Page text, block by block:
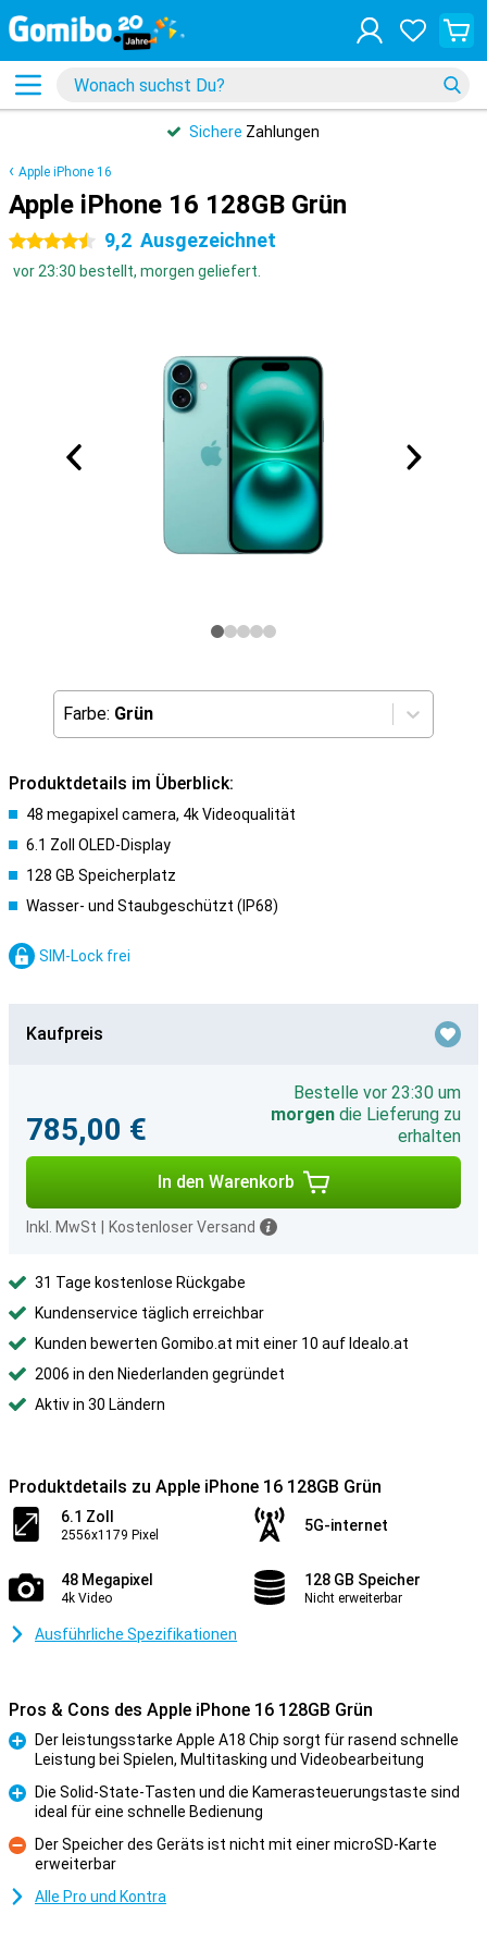
Sichere Zahlungen
Apple iPhone 16
Apple iPhone 16 128GB Grün
4.5 Sterne 9,2 Ausgezeichnet
vor 23:30 bestellt, morgen geliefert.
Farbe: Grün
Produktdetails im Überblick:
48 megapixel camera, 4k Videoqualität
6.1 Zoll OLED-Display
128 GB Speicherplatz
Wasser- und Staubgeschützt (IP68)
SIM-Lock frei
Kaufpreis
785,00 €
Bestelle vor 23:30 um
morgen die Lieferung zu
erhalten
In den Warenkorb
Inkl. MwSt Kostenloser Versand
31 Tage kostenlose Rückgabe
Kundenservice täglich erreichbar
Kunden bewerten Gomibo.at mit einer 10 auf Idealo.at
2006 in den Niederlanden gegründet
Aktiv in 30 Ländern
Produktdetails zu Apple iPhone 16 128GB Grün
6.1 Zoll
2556x1179 Pixel
5G-internet
48 Megapixel
4k Video
128 GB Speicher
Nicht erweiterbar
Ausführliche Spezifikationen
Pros & Cons des Apple iPhone 16 128GB Grün
Der leistungsstarke Apple A18 Chip sorgt für rasend schnelle
Leistung bei Spielen, Multitasking und Videobearbeitung
Die Solid-State-Tasten und die Kamerasteuerungstaste sind
ideal für eine schnelle Bedienung
Kontra
Der Speicher des Geräts ist nicht mit einer microSD-Karte
erweiterbar
Alle Pro und Kontra